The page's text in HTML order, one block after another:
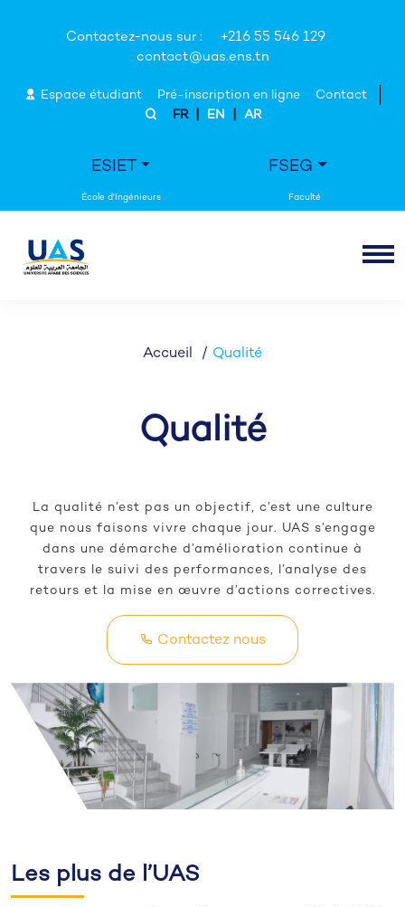
Contactez-nous sur :
+216 55 546 129
contact@uas.ens.tn
Espace étudiant Pré-inscription en ligne
Contact
FR
EN AR
ESIET FSEG
Accueil Qualité
Qualité
La qualité n’est pas un objectif, c’est une culture
que nous faisons vivre chaque jour. UAS s’engage
dans une démarche d’amélioration continue à
travers le suivi des performances, l’analyse des
retours et la mise en œuvre d’actions correctives.
Contactez nous
Les plus de l’UAS